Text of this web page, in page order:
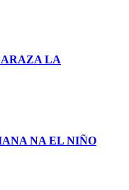
LA
NA EL NIÑO